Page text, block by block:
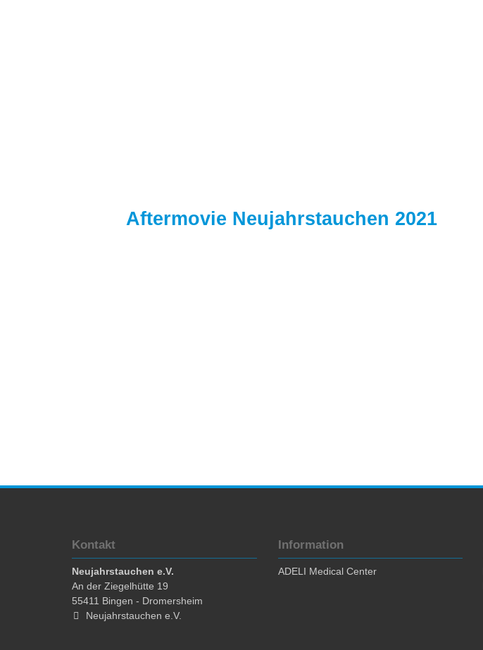
Aftermovie Neujahrstauchen 2021
Kontakt
Neujahrstauchen e.V.
An der Ziegelhütte 19
55411 Bingen - Dromersheim
Neujahrstauchen e.V.
Information
ADELI Medical Center